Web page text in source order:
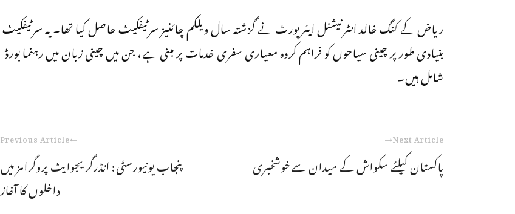
ریاض کے کنگ خالد انٹرنیشنل ایئرپورٹ نے گزشتہ سال ویلکم چائنیز سرٹیفکیٹ حاصل کیا تھا۔ یہ سرٹیفکیٹ
بنیادی طور پر چینی سیاحوں کو فراہم کردہ معیاری سفری خدمات پر مبنی ہے، جن میں چینی زبان میں رہنما بورڈ
شامل ہیں۔
Previous Article
پنجاب یونیورسٹی: انڈرگریجوایٹ پروگرامز میں
داخلوں کا آغاز
Next Article
پاکستان کیلئے سکواش کے میدان سےخوشخبری